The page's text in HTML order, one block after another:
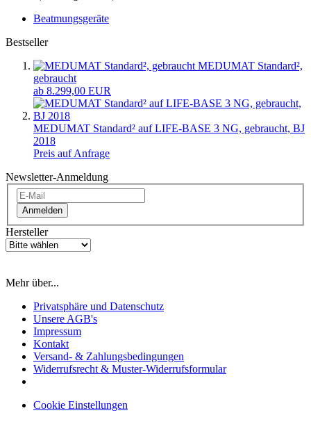
Beatmungsgeräte
Bestseller
MEDUMAT Standard²,
gebraucht
ab 8.299,00 EUR
MEDUMAT Standard² auf LIFE-BASE 3 NG, gebraucht, BJ
2018
Preis auf Anfrage
Newsletter-Anmeldung
Anmelden
Hersteller
Mehr über...
Privatsphäre und Datenschutz
Unsere AGB's
Impressum
Kontakt
Versand- & Zahlungsbedingungen
Widerrufsrecht & Muster-Widerrufsformular
Cookie Einstellungen